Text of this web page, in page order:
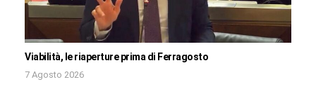
Viabilità, le riaperture prima di Ferragosto
7 Agosto 2026